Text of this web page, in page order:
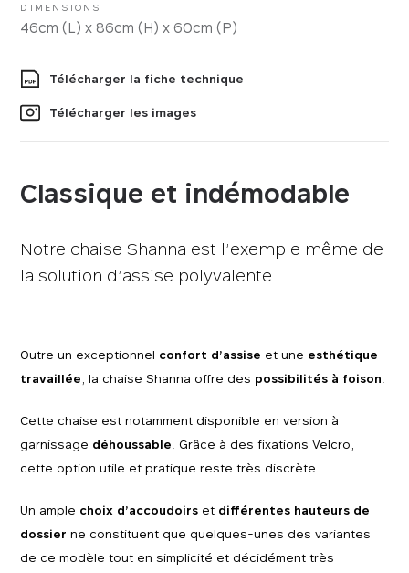
Simili-cuir
Classique et indémodable
Notre chaise Shanna est l’exemple même de
la solution d’assise polyvalente.
DIMENSIONS
46cm (L) x 86cm (H) x 60cm (P)
Télécharger la fiche technique
Télécharger les images
Outre un exceptionnel confort d’assise et une esthétique
travaillée , la chaise Shanna offre des possibilités à foison
Cette chaise est notamment disponible en version à
garnissage déhoussable . Grâce à des fixations Velcro,
cette option utile et pratique reste très discrète.
Un ample choix d’accoudoirs et différentes hauteurs de
dossier ne constituent que quelques-unes des variantes
de ce modèle tout en simplicité et décidément très